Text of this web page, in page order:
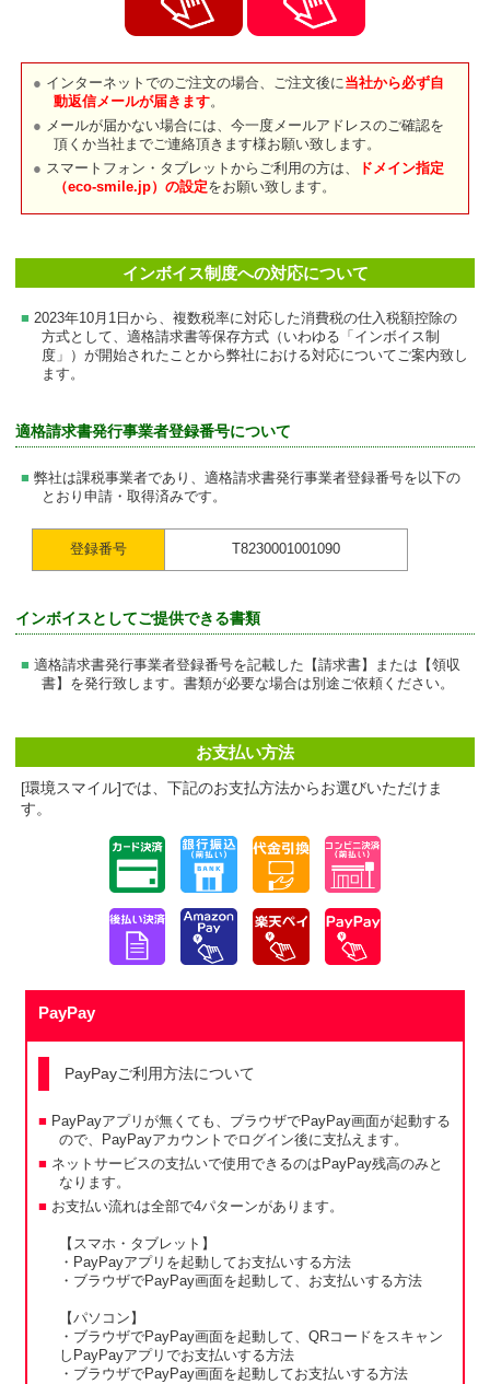
インターネットでのご注文の場合、ご注文後に当社から必ず自
動返信メールが届きます。
メールが届かない場合には、今一度メールアドレスのご確認を
頂くか当社までご連絡頂きます様お願い致します。
スマートフォン・タブレットからご利用の方は、
ドメイン指定
（eco-smile.jp）の設定をお願い致します。
インボイス制度への対応について
2023年10月1日から、複数税率に対応した消費税の仕入税額控除の
方式として、適格請求書等保存方式（いわゆる「インボイス制
度」）が開始されたことから弊社における対応についてご案内致し
ます。
適格請求書発行事業者登録番号について
弊社は課税事業者であり、適格請求書発行事業者登録番号を以下の
とおり申請・取得済みです。
登録番号 T8230001001090
インボイスとしてご提供できる書類
適格請求書発行事業者登録番号を記載した【請求書】または【領収
書】を発行致します。書類が必要な場合は別途ご依頼ください。
お支払い方法
[環境スマイル]では、下記のお支払方法からお選びいただけま
す。
PayPay
PayPayご利用方法について
PayPayアプリが無くても、ブラウザでPayPay画面が起動する
ので、PayPayアカウントでログイン後に支払えます。
ネットサービスの支払いで使用できるのはPayPay残高のみと
なります。
お支払い流れは全部で4パターンがあります。
【スマホ・タブレット】
・PayPayアプリを起動してお支払いする方法
・ブラウザでPayPay画面を起動して、お支払いする方法
【パソコン】
・ブラウザでPayPay画面を起動して、QRコードをスキャン
しPayPayアプリでお支払いする方法
・ブラウザでPayPay画面を起動してお支払いする方法